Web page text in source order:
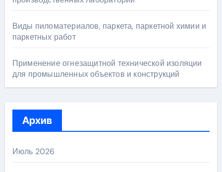
Виды пиломатериалов, паркета, паркетной химии и
паркетных работ
Применение огнезащитной технической изоляции
для промышленных объектов и конструкций
Архив
Июль 2026